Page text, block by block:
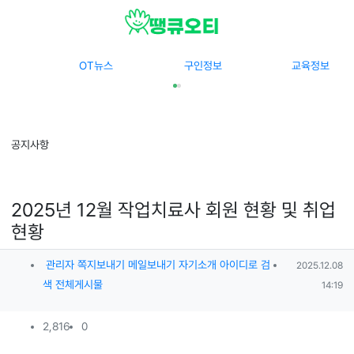
OT뉴스 구인정보 교육정보
공지사항
2025년 12월 작업치료사 회원 현황 및 취업
현황
작성자 정보
관리자 쪽지보내기 메일보내기 자기소개 아이디로 검
색 전체게시물작성
작성일
2025.12.08
14:19
컨텐츠 정보
2,816조회
0추천